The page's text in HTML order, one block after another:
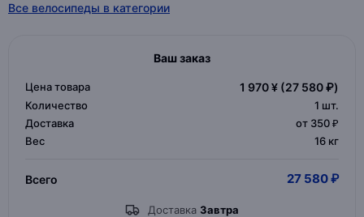
Все велосипеды в категории
Ваш заказ
Цена товара 1 970 ¥ (27 580 ₽)
Количество 1 шт.
Доставка
от 350 ₽
Вес
16 кг
Всего 27 580 ₽
Доставка Завтра